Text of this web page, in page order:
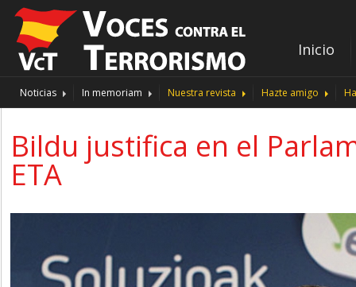
Inicio
Noticias In memoriam Nuestra revista Hazte amigo
Bildu justifica en el
ETA